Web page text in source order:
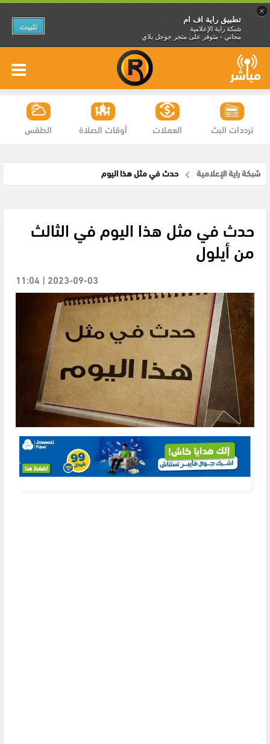
×
تطبيق راية اف ام
شبكة راية الإعلامية
مجاني - متوفر على متجر جوجل بلاي
تثبيت
الطقس أوقات الصلاة العملات ترددات البث
شبكة راية الإعلامية حدث في مثل هذا اليوم
حدث في مثل هذا اليوم في الثالث
من أيلول
2023-09-03 | 11:04